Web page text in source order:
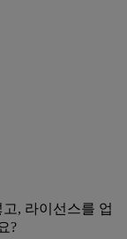
, 라이선스를 업
?